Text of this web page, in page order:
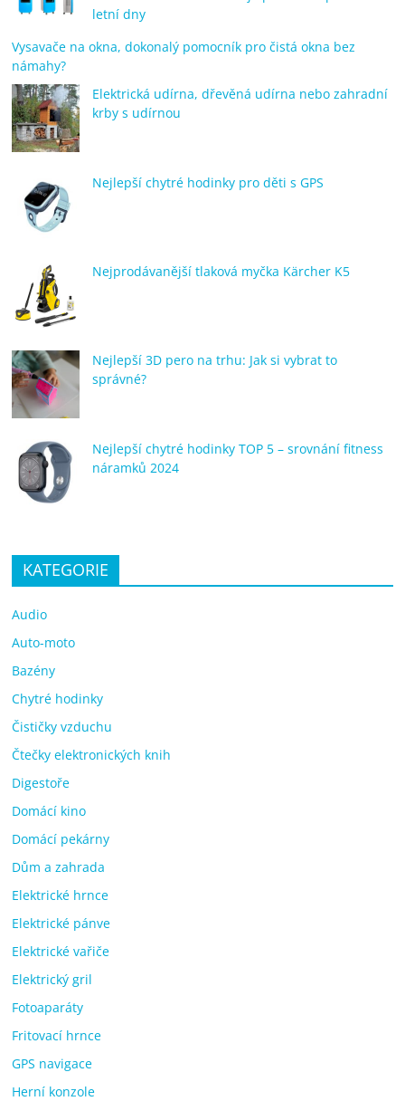
letní dny
Vysavače na okna, dokonalý pomocník pro čistá okna bez
námahy?
Elektrická udírna, dřevěná udírna nebo zahradní
krby s udírnou
Nejlepší chytré hodinky pro děti s GPS
Nejprodávanější tlaková myčka Kärcher K5
Nejlepší 3D pero na trhu: Jak si vybrat to
správné?
Nejlepší chytré hodinky TOP 5 – srovnání fitness
náramků 2024
KATEGORIE
Audio
Auto-moto
Bazény
Chytré hodinky
Čističky vzduchu
Čtečky elektronických knih
Digestoře
Domácí kino
Domácí pekárny
Dům a zahrada
Elektrické hrnce
Elektrické pánve
Elektrické vařiče
Elektrický gril
Fotoaparáty
Fritovací hrnce
GPS navigace
Herní konzole